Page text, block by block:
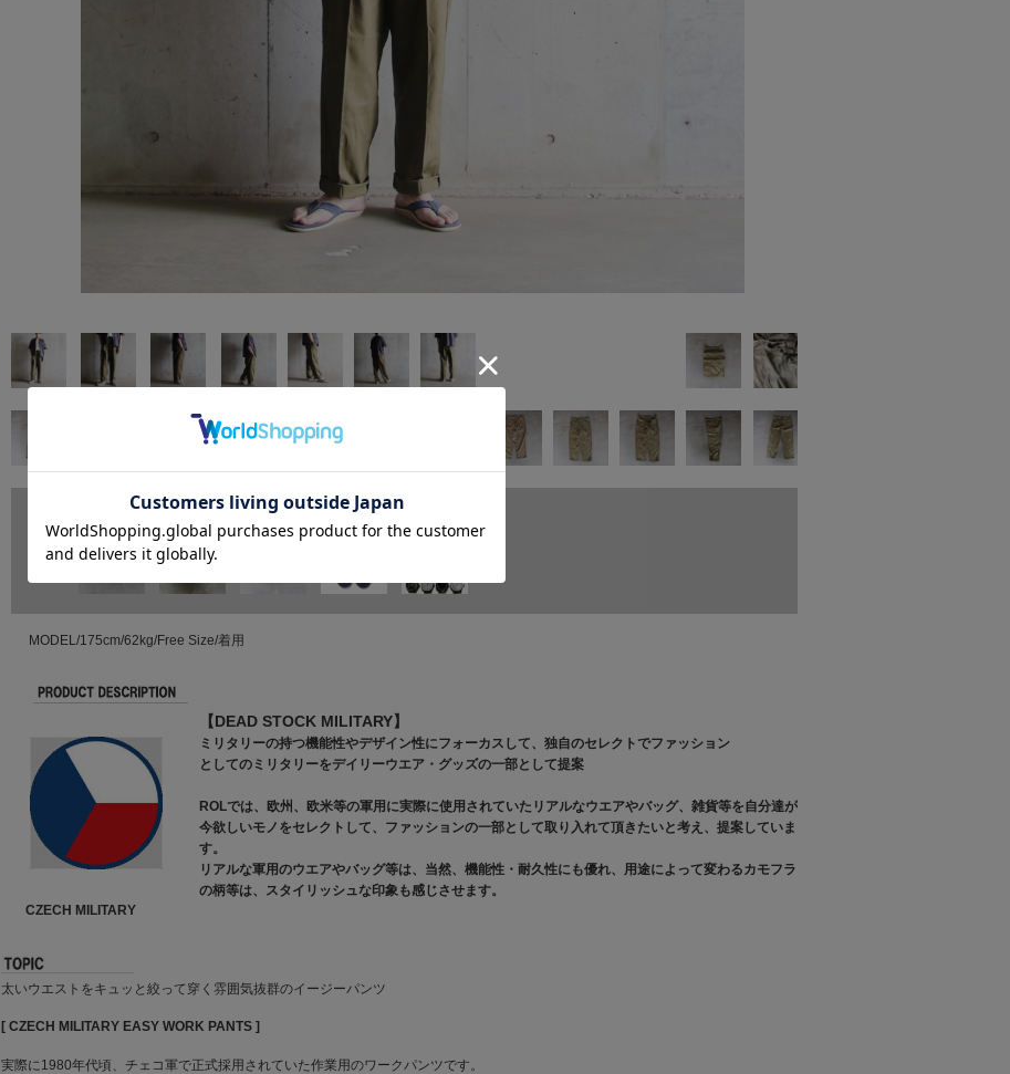
MODEL/175cm/62kg/Free Size/着用
【DEAD STOCK MILITARY】
ミリタリーの持つ機能性やデザイン性にフォーカスして、独自のセレクトでファッション
としてのミリタリーをデイリーウエア・グッズの一部として提案
ROLでは、欧州、欧米等の軍用に実際に使用されていたリアルなウエアやバッグ、雑貨等を自分達が
今欲しいモノをセレクトして、ファッションの一部として取り入れて頂きたいと考え、提案していま
す。
リアルな軍用のウエアやバッグ等は、当然、機能性・耐久性にも優れ、用途によって変わるカモフラ
の柄等は、スタイリッシュな印象も感じさせます。
CZECH MILITARY
太いウエストをキュッと絞って穿く雰囲気抜群のイージーパンツ
[ CZECH MILITARY EASY WORK PANTS ]
実際に1980年代頃、チェコ軍で正式採用されていた作業用のワークパンツです。